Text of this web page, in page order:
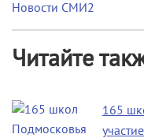
Новости СМИ2
Читайте
165